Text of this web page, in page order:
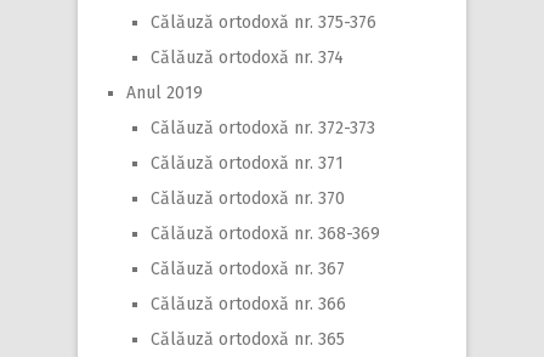
Călăuză ortodoxă nr. 375-376
Călăuză ortodoxă nr. 374
Anul 2019
Călăuză ortodoxă nr. 372-373
Călăuză ortodoxă nr. 371
Călăuză ortodoxă nr. 370
Călăuză ortodoxă nr. 368-369
Călăuză ortodoxă nr. 367
Călăuză ortodoxă nr. 366
Călăuză ortodoxă nr. 365